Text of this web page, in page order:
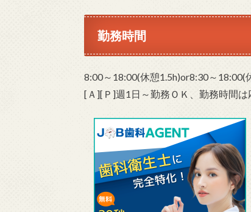
勤務時間
8:00～18:00(休憩1.5h)or8:30～
[Ａ][Ｐ]週1日～勤務ＯＫ、勤務時間は